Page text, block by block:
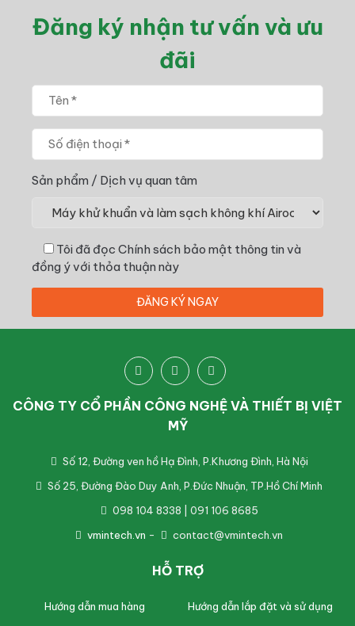
Đăng ký nhận tư vấn và ưu
đãi
Sản phẩm / Dịch vụ quan tâm
Tôi đã đọc Chính sách bảo mật thông tin và
đồng ý với thỏa thuận này
CÔNG TY CỔ PHẦN CÔNG NGHỆ VÀ THIẾT BỊ VIỆT
MỸ
Số 12, Đường ven hồ Hạ Đình, P.Khương Đình, Hà Nội
Số 25, Đường Đào Duy Anh, P.Đức Nhuận, TP.Hồ Chí Minh
098 104 8338 | 091 106 8685
vmintech.vn - contact@vmintech.vn
HỖ TRỢ
Hướng dẫn mua hàng
Hướng dẫn lắp đặt và sử dụng